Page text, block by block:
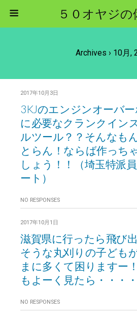
５０オヤジの
Archives › 10月,
2017年10月3日
3KJのエンジンオーバ
に必要なクランクイン
ルツール？？そんなも
とらん！ならば作っち
しょう！！（埼玉特派
ート）
NO RESPONSES
2017年10月1日
滋賀県に行ったら飛び
そうな丸刈りの子ども
まに多くて困りますー
もよーく見たら・・・・
NO RESPONSES